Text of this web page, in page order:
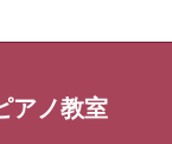
アノ教室